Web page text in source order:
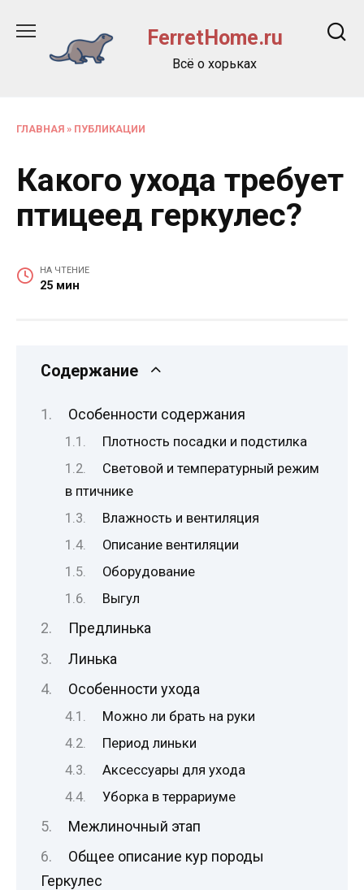
содержанию
FerretHome.ru
Всё о хорьках
ГЛАВНАЯ » ПУБЛИКАЦИИ
Какого ухода требует
птицеед геркулес?
НА ЧТЕНИЕ
25 мин
Содержание
Особенности содержания
Плотность посадки и подстилка
Световой и температурный режим
в птичнике
Влажность и вентиляция
Описание вентиляции
Оборудование
Выгул
Предлинька
Линька
Особенности ухода
Можно ли брать на руки
Период линьки
Аксессуары для ухода
Уборка в террариуме
Межлиночный этап
Общее описание кур породы
Геркулес